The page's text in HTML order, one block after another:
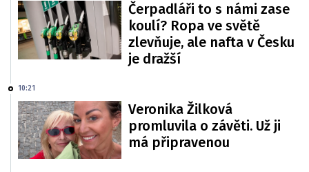
Čerpadláři to s námi zase
koulí? Ropa ve světě
zlevňuje, ale nafta v Česku
je dražší
10:21
Veronika Žilková
promluvila o závěti. Už ji
má připravenou